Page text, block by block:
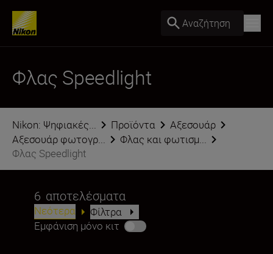
Αναζήτηση
Φλας Speedlight
Nikon: Ψηφιακές... Προϊόντα
Αξεσουάρ
Αξεσουάρ φωτογρ...
Φλας και φωτισμ...
Φλας Speedlight
6 αποτελέσματα
Νεότερα
Φίλτρα
Εμφάνιση μόνο κιτ